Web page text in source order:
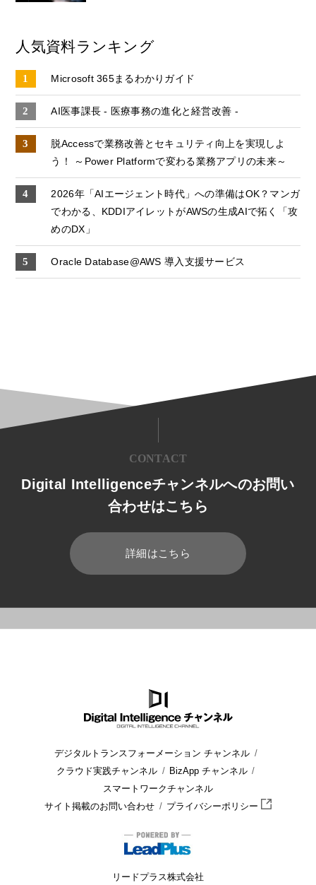
人気資料ランキング
Microsoft 365まるわかりガイド
AI医事課長 - 医療事務の進化と経営改善 -
脱Accessで業務改善とセキュリティ向上を実現しよ
う！ ～Power Platformで変わる業務アプリの未来～
2026年「AIエージェント時代」への準備はOK？マンガ
でわかる、KDDIアイレットがAWSの生成AIで拓く「攻
めのDX」
Oracle Database@AWS 導入支援サービス
CONTACT
Digital Intelligenceチャンネルへのお問い
合わせはこちら
詳細はこちら
デジタルトランスフォーメーション チャンネル
クラウド実践チャンネル
BizApp チャンネル
スマートワークチャンネル
サイト掲載のお問い合わせ
プライバシーポリシー
リードプラス株式会社